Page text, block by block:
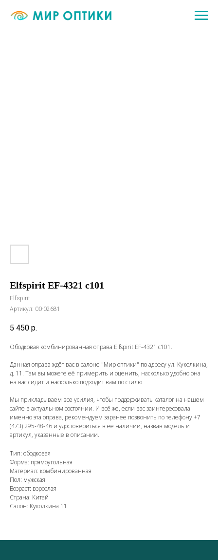
Elfspirit EF-4321 c101
Elfspirit
Артикул: 00-02681
5 450 р.
Ободковая комбинированная оправа Elfspirit EF-4321 c101.
Данная оправа ждёт вас в салоне "Мир оптики" по адресу ул. Куколкина,
д. 11. Там вы можете её примерить и оценить, насколько удобно она
на вас сидит и насколько подходит вам по стилю.
Мы прикладываем все усилия, чтобы поддерживать каталог на нашем
сайте в актуальном состоянии. И всё же, если вас заинтересовала
именно эта оправа, рекомендуем заранее позвонить по телефону+7
(473) 295-48-46 и удостовериться в её наличии, назвав модель и
артикул, указанные в описании.
Тип: ободковая
Форма: прямоугольная
Материал: комбинированная
Пол: мужская
Возраст: взрослая
Страна: Китай
Салон: Куколкина 11